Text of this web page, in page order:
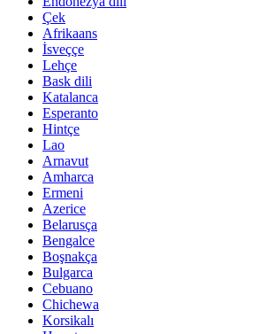
Çek
Afrikaans
İsveççe
Lehçe
Bask dili
Katalanca
Esperanto
Hintçe
Lao
Arnavut
Amharca
Ermeni
Azerice
Belarusça
Bengalce
Boşnakça
Bulgarca
Cebuano
Chichewa
Korsikalı